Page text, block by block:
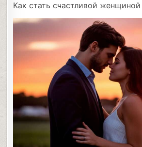
Как стать счастливой женщиной